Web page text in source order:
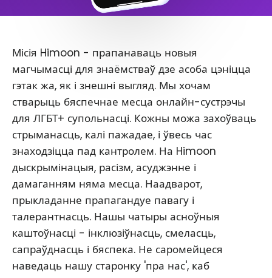
Місія Himoon - прапанаваць новыя
магчымасці для знаёмстваў дзе асоба цэніцца
гэтак жа, як і знешні выгляд. Мы хочам
стварыць бяспечнае месца онлайн-сустрэчы
для ЛГБТ+ супольнасці. Кожны можа захоўваць
стрыманасць, калі пажадае, і ўвесь час
знаходзіцца пад кантролем. На Himoon
дыскрымінацыя, расізм, асуджэнне і
дамаганням няма месца. Наадварот,
прыкладанне прапагандуе павагу і
талерантнасць. Нашы чатыры асноўныя
каштоўнасці - інклюзіўнасць, смеласць,
сапраўднасць і бяспека. Не саромейцеся
наведаць нашу старонку 'пра нас', каб